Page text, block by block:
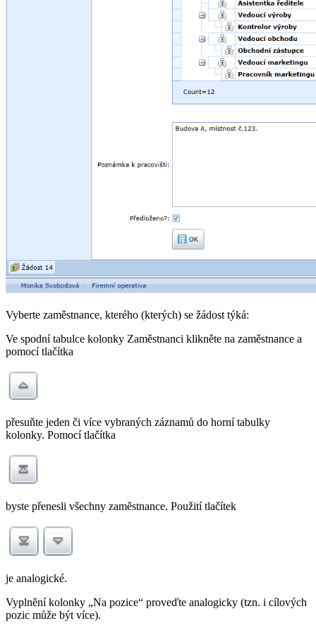
Vyberte zaměstnance, kterého (kterých) se žádost týká:
Ve spodní tabulce kolonky Zaměstnanci klikněte na zaměstnance a
pomocí tlačítka
přesuňte jeden či více vybraných záznamů do horní tabulky
kolonky. Pomocí tlačítka
byste přenesli všechny zaměstnance. Použití tlačítek
je analogické.
Vyplnění kolonky „Na pozice“ proveďte analogicky (tzn. i cílových
pozic může být více).